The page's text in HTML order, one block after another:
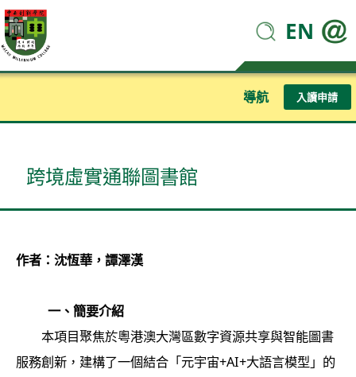
EN
導航 入讀申請
跨境虛實通聯圖書館
作者：沈恆華，譚澤漢
一、簡要介紹
本項目聚焦於粵港澳大灣區數字資源共享與智能圖書
服務創新，建構了一個結合「元宇宙+AI+大語言模型」的